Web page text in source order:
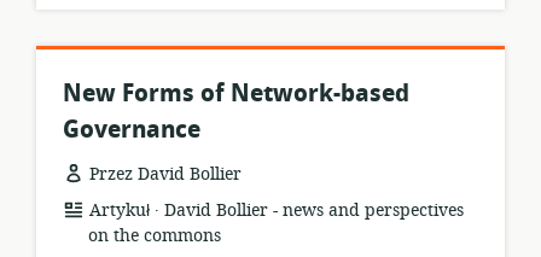
New Forms of Network-based
Governance
Przez David Bollier
format
zasobów:
Artykuł .
wydawca:
David Bollier - news and perspectives
on the commons